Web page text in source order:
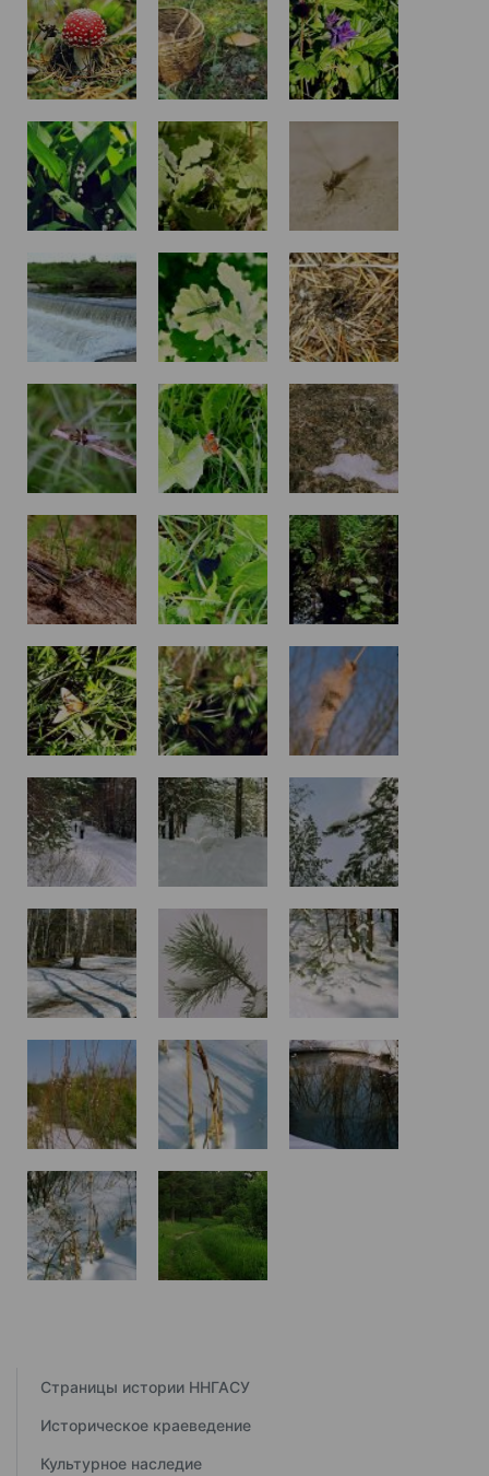
Страницы истории ННГАСУ
Историческое краеведение
Культурное наследие